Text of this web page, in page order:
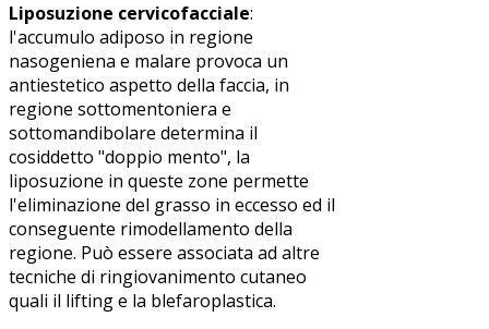
Liposuzione cervicofacciale:
l'accumulo adiposo in regione
nasogeniena e malare provoca un
antiestetico aspetto della faccia, in
regione sottomentoniera e
sottomandibolare determina il
cosiddetto "doppio mento", la
liposuzione in queste zone permette
l'eliminazione del grasso in eccesso ed il
conseguente rimodellamento della
regione. Può essere associata ad altre
tecniche di ringiovanimento cutaneo
quali il lifting e la blefaroplastica.